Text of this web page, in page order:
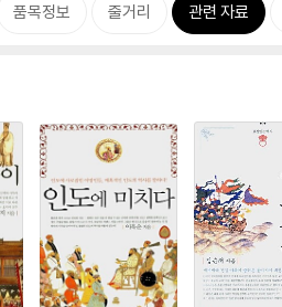
품목정보 줄거리 관련 자료